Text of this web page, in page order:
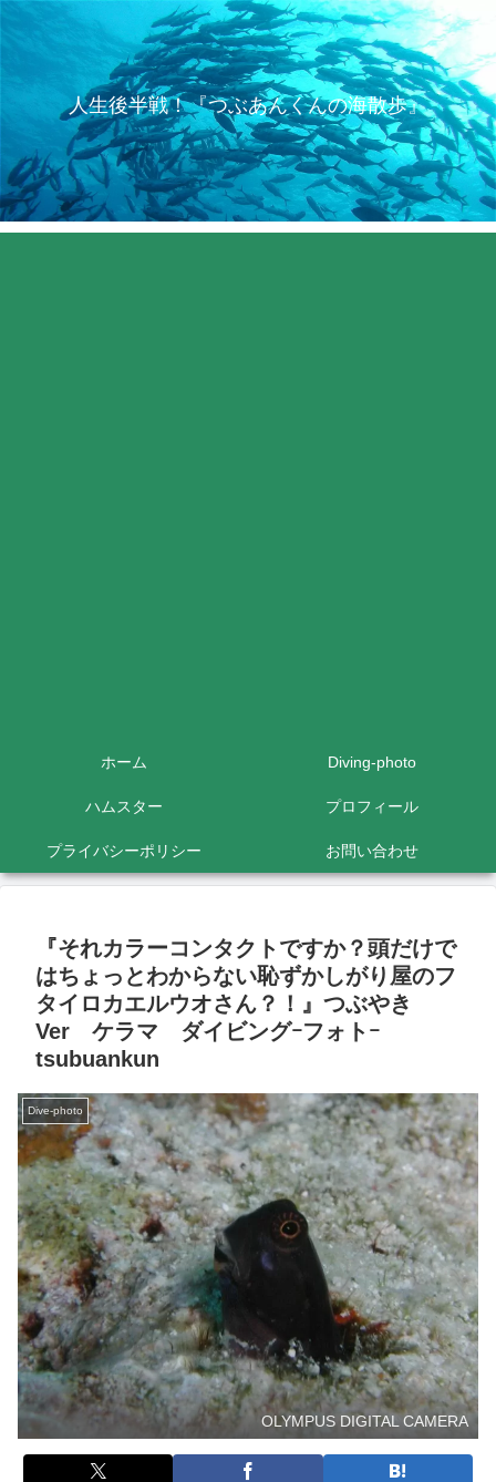
人生後半戦！『つぶあんくんの海散歩』
ホーム Diving-photo
ハムスター プロフィール
プライバシーポリシー お問い合わせ
『それカラーコンタクトですか？頭だけで
はちょっとわからない恥ずかしがり屋のフ
タイロカエルウオさん？！』つぶやき
Ver ケラマ ダイビングｰフォトｰ
tsubuankun
Dive-photo
OLYMPUS DIGITAL CAMERA